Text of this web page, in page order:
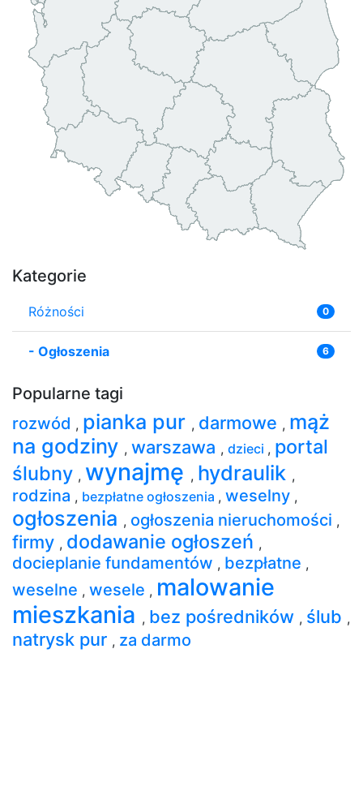
Kategorie
Różności 0
- Ogłoszenia 6
Popularne tagi
rozwód , pianka pur , darmowe , mąż
na godziny , warszawa , dzieci , portal
ślubny , wynajmę , hydraulik ,
rodzina , bezpłatne ogłoszenia , weselny ,
ogłoszenia , ogłoszenia nieruchomości ,
firmy , dodawanie ogłoszeń ,
docieplanie fundamentów , bezpłatne ,
weselne , wesele , malowanie
mieszkania , bez pośredników , ślub ,
natrysk pur , za darmo